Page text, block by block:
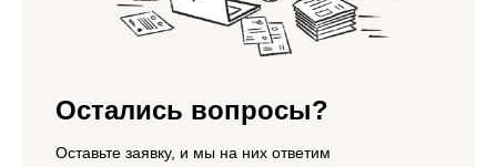
Остались вопросы?
Оставьте заявку, и мы на них ответим